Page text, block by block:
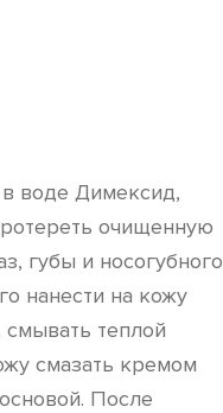
в воде Димексид,
очищенную
губы и носогубного
нанести на кожу
смывать теплой
смазать кремом
После